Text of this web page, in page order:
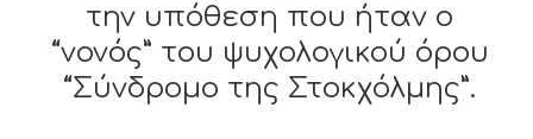
την υπόθεση που ήταν ο
“νονός” του ψυχολογικού όρου
“Σύνδρομο της Στοκχόλμης”.